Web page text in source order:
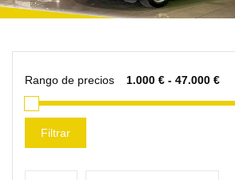
Rango de precios
Filtrar